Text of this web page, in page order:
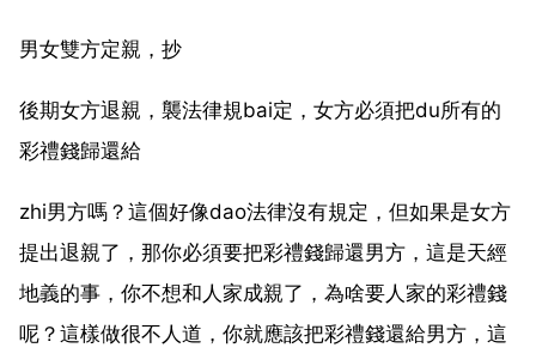
男女雙方定親，抄
後期女方退親，襲法律規bai定，女方必須把du所有的
彩禮錢歸還給
zhi男方嗎？這個好像dao法律沒有規定，但如果是女方
提出退親了，那你必須要把彩禮錢歸還男方，這是天經
地義的事，你不想和人家成親了，為啥要人家的彩禮錢
呢？這樣做很不人道，你就應該把彩禮錢還給男方，這